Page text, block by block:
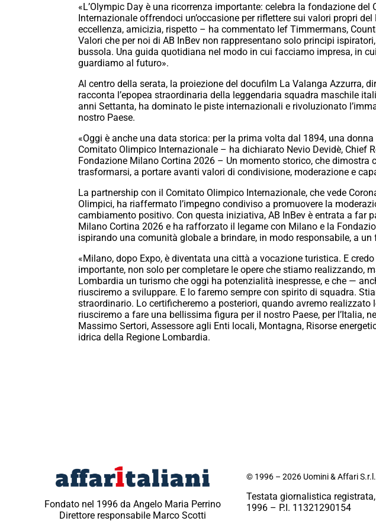
«L’Olympic Day è una ricorrenza importante: celebra la fondazione del
Internazionale offrendoci un’occasione per riflettere sui valori propri
eccellenza, amicizia, rispetto – ha commentato Ief Timmermans,
Valori che per noi di AB InBev non rappresentano solo principi
bussola. Una guida quotidiana nel modo in cui facciamo impresa, in
guardiamo al futuro».
Al centro della serata, la proiezione del docufilm La Valanga Azzurra,
racconta l’epopea straordinaria della leggendaria squadra maschile
anni Settanta, ha dominato le piste internazionali e rivoluzionato
nostro Paese.
«Oggi è anche una data storica: per la prima volta dal 1894, una
Comitato Olimpico Internazionale – ha dichiarato Nevio Devidè, Chief
Fondazione Milano Cortina 2026 – Un momento storico, che dimostra
trasformarsi, a portare avanti valori di condivisione, moderazione e
La partnership con il Comitato Olimpico Internazionale, che vede
Olimpici, ha riaffermato l’impegno condiviso a promuovere la
cambiamento positivo. Con questa iniziativa, AB InBev è entrata a far
Milano Cortina 2026 e ha rafforzato il legame con Milano e la
ispirando una comunità globale a brindare, in modo responsabile, a un
«Milano, dopo Expo, è diventata una città a vocazione turistica. E
importante, non solo per completare le opere che stiamo realizzando,
Lombardia un turismo che oggi ha potenzialità inespresse, e che —
riusciremo a sviluppare. E lo faremo sempre con spirito di squadra.
straordinario. Lo certificheremo a posteriori, quando avremo realizzato
riusciremo a fare una bellissima figura per il nostro Paese, per l’Italia,
Massimo Sertori, Assessore agli Enti locali, Montagna, Risorse
idrica della Regione Lombardia.
Fondato nel 1996 da Angelo Maria Perrino
Direttore responsabile Marco Scotti
© 1996 – 2026 Uomini & Affari
Testata giornalistica
1996 – P.I. 11321290154